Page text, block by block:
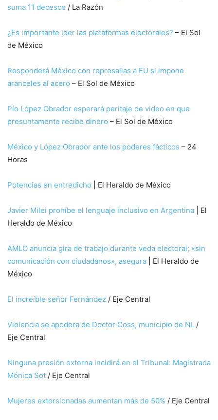
suma 11 decesos / La Razón
¿Es importante leer las plataformas electorales? – El Sol
de México
Responderá México con represalias a EU si impone
aranceles al acero – El Sol de México
Pío López Obrador esperará peritaje de video en que
presuntamente recibe dinero – El Sol de México
México y López Obrador ante los poderes fácticos – 24
Horas
Potencias en entredicho | El Heraldo de México
Javier Milei prohíbe el lenguaje inclusivo en Argentina | El
Heraldo de México
AMLO anuncia gira de trabajo durante veda electoral; «sin
comunicación con ciudadanos», asegura | El Heraldo de
México
El increíble señor Fernández / Eje Central
Violencia se apodera de Doctor Coss, municipio de NL /
Eje Central
Ninguna presión externa incidirá en el Tribunal: Magistrada
Mónica Sot / Eje Central
Mujeres extorsionadas aumentan más de 50% / Eje Central